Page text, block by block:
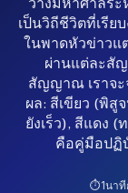
ว่างมหาศาลร
เป็นวิถีชีวิตที่เรีย
ในพาดหัวข่าวแ
ผ่านแต่ละสั
สัญญาณ เราจะ
ผล: สีเขียว (พิ
ยังเร็ว), สีแดง
คือคู่มือปฏิ
⏱️1นาที